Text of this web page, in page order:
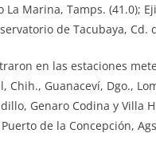
Marina, Tamps. (41.0);
de Tacubaya, Cd.
en las estaciones
Chih., Guanaceví, Dgo.,
Genaro Codina y Villa
de la Concepción,